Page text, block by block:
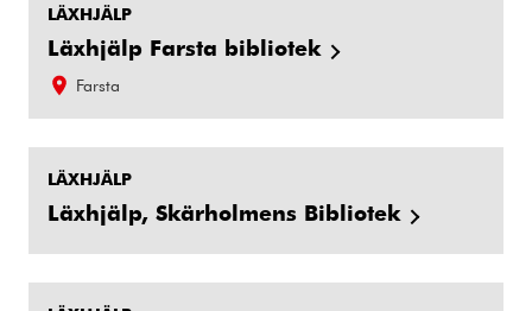
LÄXHJÄLP
Läxhjälp Farsta bibliotek
Farsta
LÄXHJÄLP
Läxhjälp, Skärholmens Bibliotek